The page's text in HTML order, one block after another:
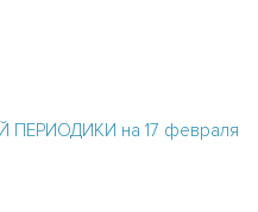
на 17 февраля